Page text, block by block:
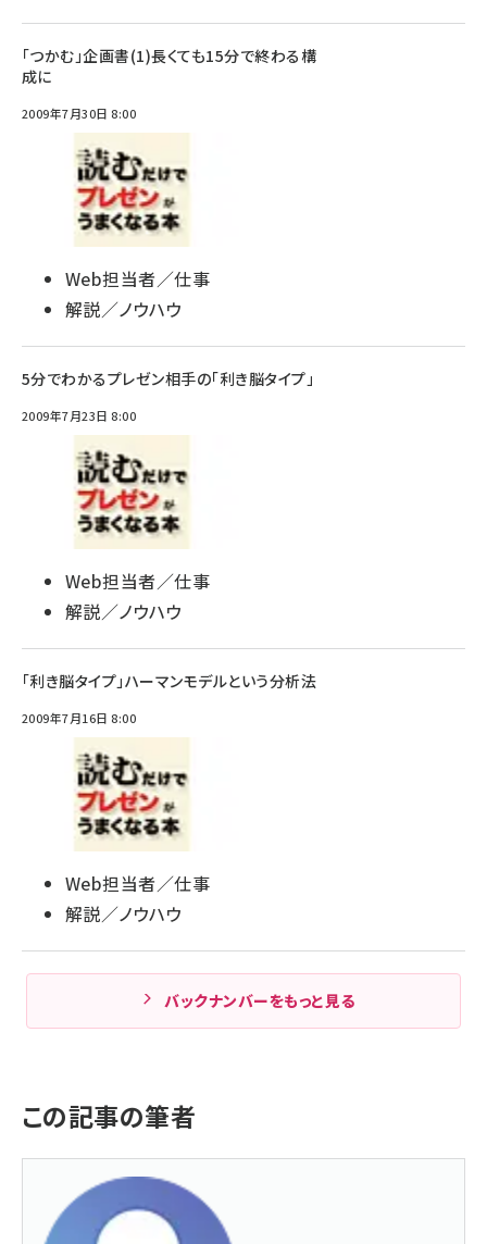
「つかむ」企画書(1)長くても15分で終わる構
成に
2009年7月30日 8:00
Web担当者／仕事
解説／ノウハウ
5分でわかるプレゼン相手の「利き脳タイプ」
2009年7月23日 8:00
Web担当者／仕事
解説／ノウハウ
「利き脳タイプ」ハーマンモデルという分析法
2009年7月16日 8:00
Web担当者／仕事
解説／ノウハウ
バックナンバーをもっと見る
この記事の筆者